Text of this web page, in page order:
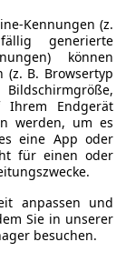
Die Dachhöhe
Dank der
1.060
was für ein
ist als reiner
betreffend
Bei längeren
angemessen
verfügbar. Die
vermarktet.
Kennungen (z.
generierte
können
B. Browsertyp
Ihrem Endgerät
werden, um es
eine App oder
für einen oder
anpassen und
Sie in unserer
besuchen.